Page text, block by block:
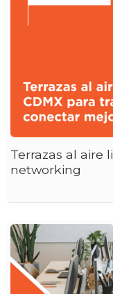
Terrazas al aire
networking